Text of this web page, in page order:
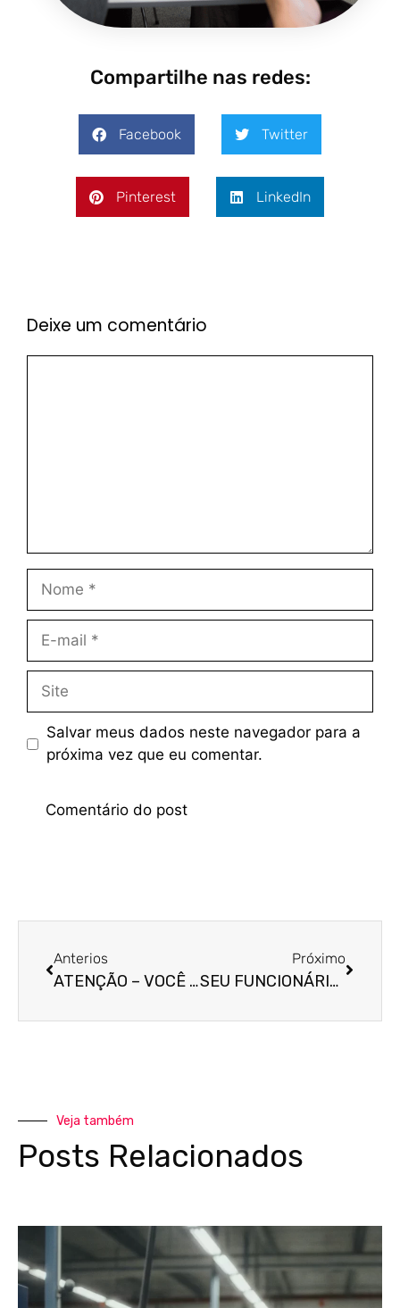
Compartilhe nas redes:
Facebook Twitter
Pinterest LinkedIn
Deixe um comentário
Salvar meus dados neste navegador para a
próxima vez que eu comentar.
Anterios
ATENÇÃO – VOCÊ RECEBEU UMA CARTA DA RECEITA FEDERAL?
Próximo
SEU FUNCIONÁRIO PEDIU PARA SAIR E FAZER UM ACORDO?
Veja também
Posts Relacionados